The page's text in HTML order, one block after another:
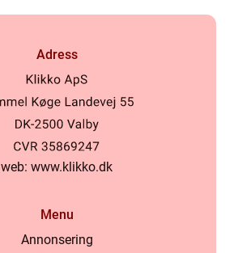
Adress
web: www.klikko.dk
Menu
Annonsering